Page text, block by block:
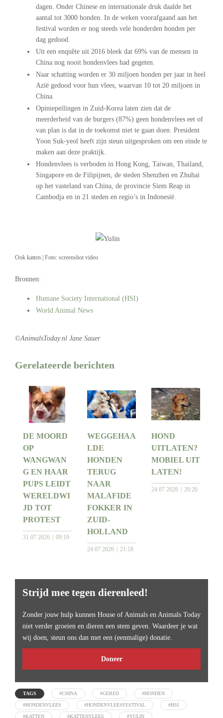
dagen. Onder Chinese en internationale druk daalde het
aantal tot 3000 honden. In de weken voorafgaand aan het
festival worden er nog steeds vele honderden honden per
dag gedood.
Uit een enquête uit 2016 bleek dat 69% van de mensen in
China nog nooit hondenvlees had gegeten.
Naar schatting worden er 30 miljoen honden per jaar in heel
Azië gedood voor hun vlees, waarvan 10 tot 20 miljoen in
China.
Opiniepeilingen in Zuid-Korea laten zien dat de
meerderheid van de burgers (87%) geen hondenvlees eet of
van plan is dat in de toekomst niet te gaan doen. President
Yoon Suk-yeol heeft zijn steun uitgesproken om een einde te
maken aan deze praktijk.
Hondenvlees is verboden in Hong Kong, Taiwan, Thailand,
Singapore en de Filipijnen, de steden Shenzhen en Zhuhai
op het vasteland van China, de provincie Siem Reap in
Cambodja en in 21 steden en regio’s in Indonesië.
Ook katten | Foto: screenshot video
Bronnen:
Humane Society International (HSI)
World Animal News
©AnimalsToday.nl Jane Sauer
Gerelateerde berichten
DE MOORD
OP
WANGWAN
G EN HAAR
PUPS LEIDT
WERELDWI
JD TOT
PROTEST
31 07 2026 09:19
WEGGEHAA
LDE
HONDEN
TERUG
NAAR
MALAFIDE
FOKKER IN
ZUID-
HOLLAND
24 07 2026 21:18
HOND
UITLATEN?
MOBIEL UIT
LATEN!
24 07 2026 20:20
Strijd mee tegen dierenleed!
Zonder jouw hulp kunnen House of Animals en Animals Today
niet verder groeien en dieren een stem geven. Waardeer je wat
wij doen, steun ons dan met een (eenmalige) donatie.
Doneer
TAGS #CHINA #GERED #HONDEN
#HONDENVLEES #HONDENVLEESFESTIVAL #HSI
#KATTEN #KATTENVLEES #YULIN